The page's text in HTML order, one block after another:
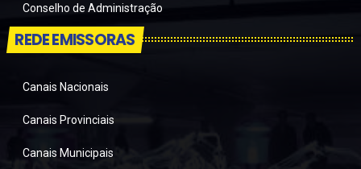
Conselho de Administração
REDE EMISSORAS
Canais Nacionais
Canais Provinciais
Canais Municipais